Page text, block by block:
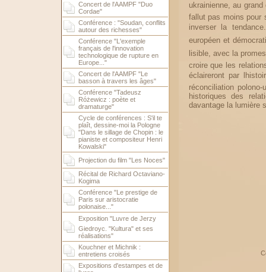
Concert de l'AAMPF "Duo
Cordae"
Conférence : "Soudan, conflits
autour des richesses"
Conférence "L'exemple
français de l'innovation
technologique de rupture en
Europe..."
Concert de l'AAMPF "Le
basson à travers les âges"
Conférence "Tadeusz
Różewicz : poète et
dramaturge"
Cycle de conférences : S'il te
plaît, dessine-moi la Pologne
"Dans le sillage de Chopin : le
pianiste et compositeur Henri
Kowalski"
Projection du film "Les Noces"
Récital de Richard Octaviano-
Kogima
Conférence "Le prestige de
Paris sur aristocratie
polonaise..."
Exposition "Luvre de Jerzy
Giedroyc. "Kultura" et ses
réalisations"
Kouchner et Michnik :
entretiens croisés
Expositions d'estampes et de
ukrainienne, au
fallut pas moins pour
inverser la
européen et
lisible, avec la
croire que les
éclaireront par
réconciliation
historiques des
davantage la lumière